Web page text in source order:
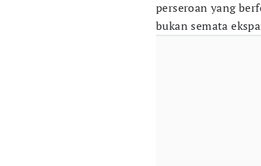
perseroan yang
bukan semata